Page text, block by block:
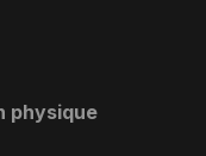
physique